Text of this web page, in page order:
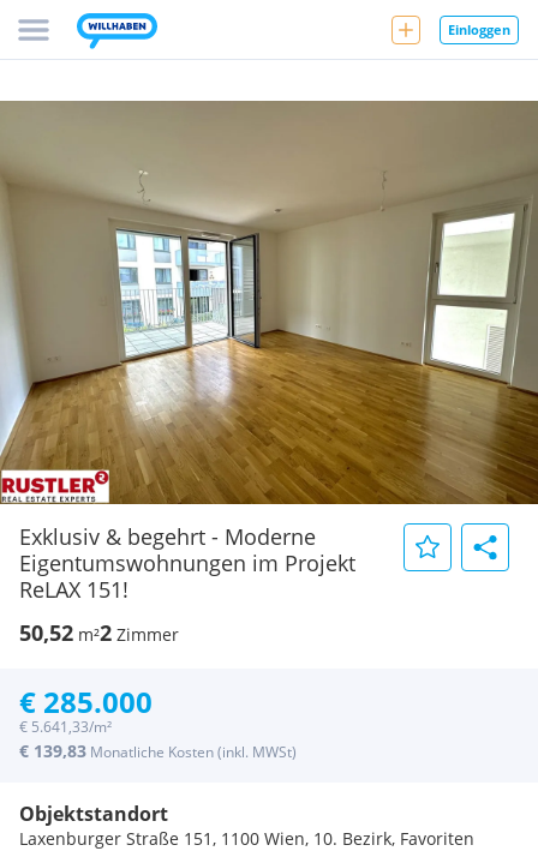
Einloggen
Exklusiv & begehrt - Moderne
Eigentumswohnungen im Projekt
ReLAX 151!
50,52 m²2 Zimmer
€ 285.000
€ 5.641,33/m²
€ 139,83 Monatliche Kosten (inkl. MWSt)
Objektstandort
Laxenburger Straße 151, 1100 Wien, 10. Bezirk, Favoriten